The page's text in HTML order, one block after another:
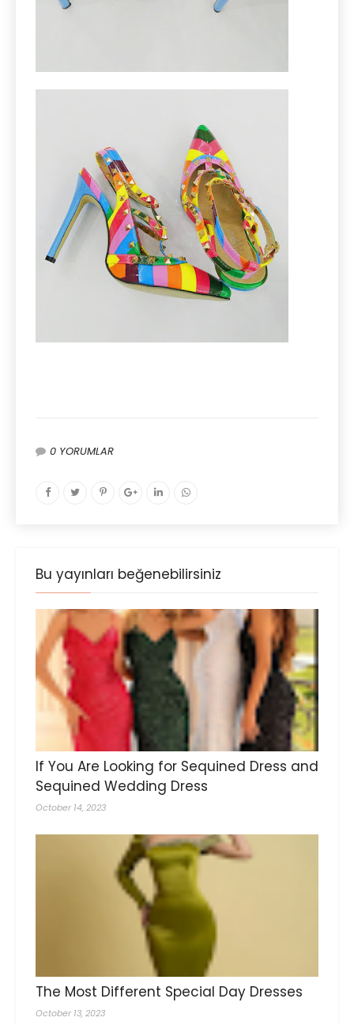
0 YORUMLAR
Bu yayınları beğenebilirsiniz
If You Are Looking for Sequined Dress and
Sequined Wedding Dress
October 14, 2023
The Most Different Special Day Dresses
October 13, 2023